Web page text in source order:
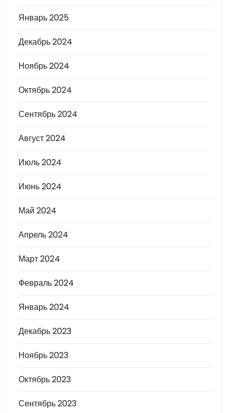
Январь 2025
Декабрь 2024
Ноябрь 2024
Октябрь 2024
Сентябрь 2024
Август 2024
Июль 2024
Июнь 2024
Май 2024
Апрель 2024
Март 2024
Февраль 2024
Январь 2024
Декабрь 2023
Ноябрь 2023
Октябрь 2023
Сентябрь 2023